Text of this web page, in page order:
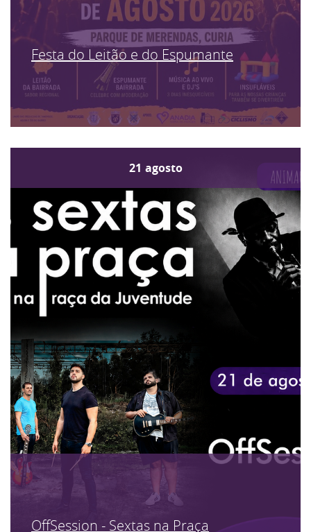
Festa do Leitão e do Espumante
21 agosto
OffSession - Sextas na Praça